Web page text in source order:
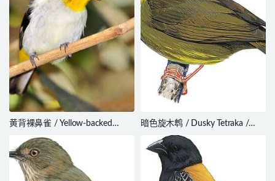
黄背裸鼻雀 / Yellow-backed
暗色旋木鹎 / Dusky Tetraka /
Xanthomixis tenebrosa